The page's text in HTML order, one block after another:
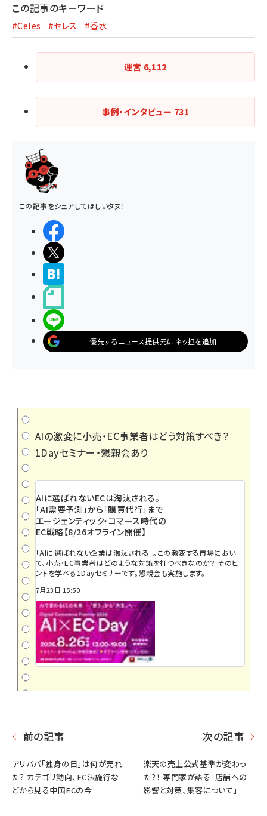
この記事のキーワード
#Celes #セレス #香水
運営 6,112
事例・インタビュー 731
この記事をシェアしてほしいタヌ！
優先するニュース提供元にネッ担を追加
AIの激変に小売・EC事業者はどう対策すべき？
1Dayセミナー・懇親会あり
AIに選ばれないECは淘汰される。
「AI需要予測」から「購買代行」まで
エージェンティック・コマース時代の
EC戦略【8/26オフライン開催】
「AIに選ばれない企業は淘汰される」――。この激変する市場におい
て、小売・EC事業者はどのような対策を打つべきなのか？ そのヒ
ントを学べる1Dayセミナーです。懇親会も実施します。
7月23日 15:50
前の記事
アリババ「独身の日」は何が売れ
た？ カテゴリ動向、EC法施行な
どから見る中国ECの今
次の記事
楽天の売上公式基準が変わっ
た？！ 専門家が語る「店舗への
影響と対策、集客について」